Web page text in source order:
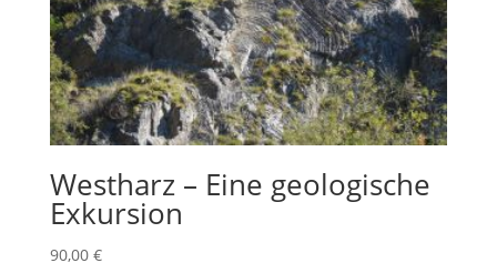
Westharz – Eine geologische
Exkursion
90,00 €